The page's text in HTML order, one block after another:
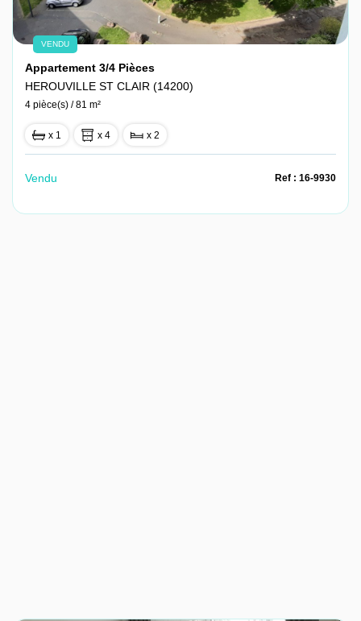
VENDU
Appartement 3/4 Pièces
HEROUVILLE ST CLAIR (14200)
4 pièce(s) / 81 m²
x 1 x 4 x 2
Vendu Ref : 16-9930